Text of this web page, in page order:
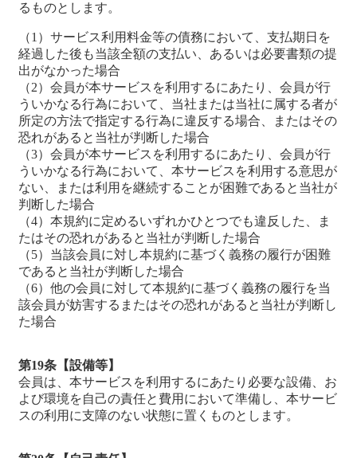
るものとします。
（1）サービス利用料金等の債務において、支払期日を
経過した後も当該全額の支払い、あるいは必要書類の提
出がなかった場合
（2）会員が本サービスを利用するにあたり、会員が行
ういかなる行為において、当社または当社に属する者が
所定の方法で指定する行為に違反する場合、またはその
恐れがあると当社が判断した場合
（3）会員が本サービスを利用するにあたり、会員が行
ういかなる行為において、本サービスを利用する意思が
ない、または利用を継続することが困難であると当社が
判断した場合
（4）本規約に定めるいずれかひとつでも違反した、ま
たはその恐れがあると当社が判断した場合
（5）当該会員に対し本規約に基づく義務の履行が困難
であると当社が判断した場合
（6）他の会員に対して本規約に基づく義務の履行を当
該会員が妨害するまたはその恐れがあると当社が判断し
た場合
第19条【設備等】
会員は、本サービスを利用するにあたり必要な設備、お
よび環境を自己の責任と費用において準備し、本サービ
スの利用に支障のない状態に置くものとします。